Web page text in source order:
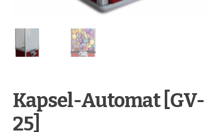
Kapsel-Automat [GV-
25]